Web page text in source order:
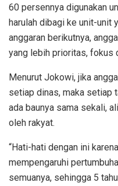
60 persennya digunakan
harulah dibagi ke unit-unit
anggaran berikutnya,
yang lebih prioritas, fokus
Menurut Jokowi, jika
setiap dinas, maka setiap
ada baunya sama sekali,
oleh rakyat.
“Hati-hati dengan ini
mempengaruhi
semuanya, sehingga 5